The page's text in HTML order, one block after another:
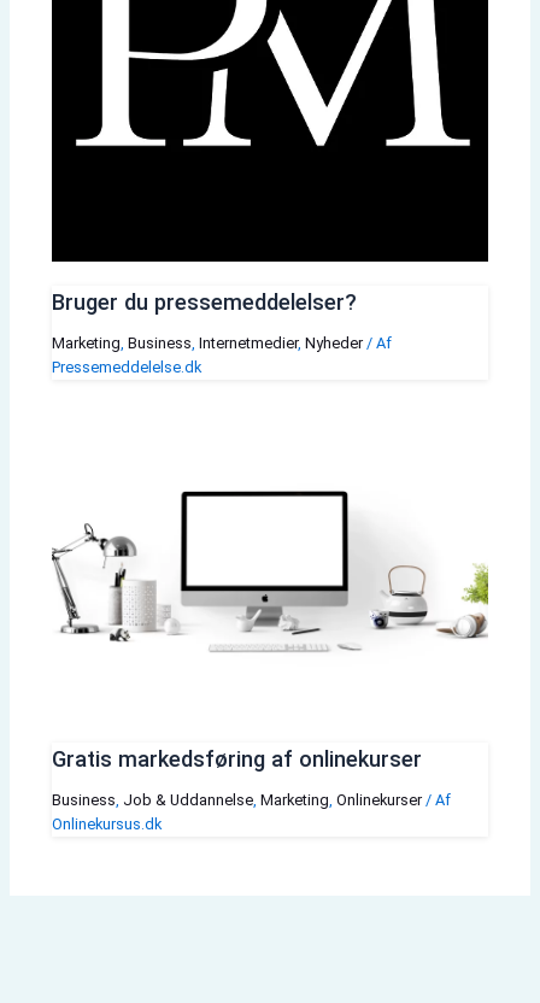
Bruger du pressemeddelelser?
Marketing Business Internetmedier, Nyheder/ Af
Pressemeddelelse.dk
Gratis markedsføring af onlinekurser
Business Job & Uddannelse, Marketing Onlinekurser/ Af
Onlinekursus.dk